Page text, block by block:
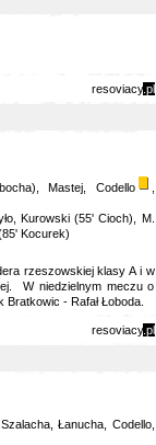
resoviacy.pl
Mastej, Codello
Kurowski (55' Cioch), M.
Kocurek)
rzeszowskiej klasy A i w
W niedzielnym meczu o
- Rafał Łoboda.
resoviacy.pl
Łanucha, Codello,